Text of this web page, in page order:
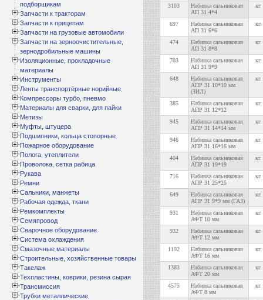
подборщикам
Запчасти к тракторам
Запчасти к прицепам
Запчасти на грузовые автомобили
Запчасти на зерноочистительные,
зернодробильные машины
Изоляционные, прокладочные
материалы
Инструменты
Ленты транспортёрные норийные
Компрессоры турбо, пневмо
Материалы для сварки, для пайки
Метизы
Муфты, штуцера
Подшипники, кольца стопорные
Пожарное оборудование
Полога, утеплители
Проволока, сетка рабица
Рукава
Ремни
Сальники, манжеты
Рабочая одежда, ткани
Ремкомплекты
Семяпровод
Сварочное оборудование
Система охлаждения
Смазочные материалы
Строительные, хозяйственные товары
Такелаж
Техпластины, коврики, резина сырая
Трансмиссия
Трубки металлические
3103
Набивка сальниковая
АП 31 4*4
кг.
697
Набивка сальниковая
АП 31 6*6
кг.
474
Набивка сальниковая
АП 31 8*8
кг.
703
Набивка сальниковая
АП 31 9*9
кг.
648
Набивка сальниковая
АПР 31 10*10 мм
(ЗИЛ)
кг.
385
Набивка сальниковая
АПР 31 12*12
кг.
945
Набивка сальниковая
АПР 31 14*14 мм
кг.
946
Набивка сальниковая
АПР 31 16*16 мм
кг.
404
Набивка сальниковая
АПР 31 19*19
кг.
716
Набивка сальниковая
АПР 31 25*25
кг.
649
Набивка сальниковая
АПР 31 9*9 мм (ГАЗ)
кг.
931
Набивка сальниковая
АФТ 10 мм
кг.
932
Набивка сальниковая
АФТ 12 мм
кг.
1192
Набивка сальниковая
АФТ 16 мм
кг.
1383
Набивка сальниковая
АФТ 20 мм
кг.
4575
Набивка сальниковая
АФТ 8 мм
кг.